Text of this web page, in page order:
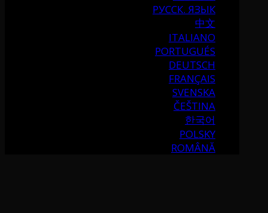
РУССК. ЯЗЫК
中文
ITALIANO
PORTUGUÉS
DEUTSCH
FRANÇAIS
SVENSKA
ČEŠTINA
한국어
POLSKY
ROMÂNĂ